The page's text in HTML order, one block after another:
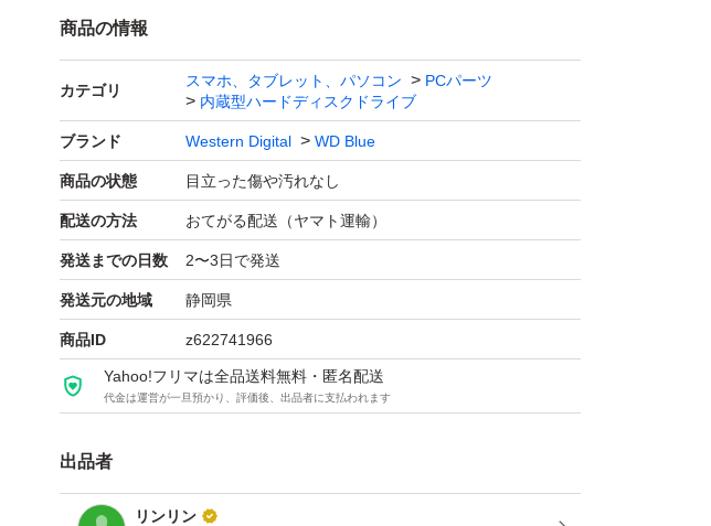
書込方式：CMR
規格：3.5インチ
インターフェイス：SATA 6Gb/s
出品はHDDのみになります。
HDDの状態はDiskinfoの情報(4枚目画像)でご確認ください。
完全イレース後、フォーマットまでしておきますので直ぐに使用
できる状態で発送します。
商品の情報
カテゴリ
スマホ、タブレット、パソコン
PCパーツ
内蔵型ハードディスクドライブ
ブランド Western Digital WD Blue
商品の状態 目立った傷や汚れなし
配送の方法 おてがる配送（ヤマト運輸）
発送までの日数 2〜3日で発送
発送元の地域 静岡県
商品ID z622741966
Yahoo!フリマは全品送料無料・匿名配送
代金は運営が一旦預かり、評価後、出品者に支払われます
出品者
リンリン